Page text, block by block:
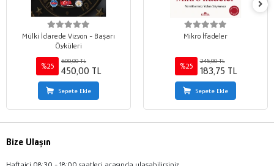
Mülki İdarede Vizyon - Başarı
Öyküleri
%25
600,00 TL
450,00 TL
Sepete Ekle
Mikro İfadeler
%25
245,00 TL
183,75 TL
Sepete Ekle
Bize Ulaşın